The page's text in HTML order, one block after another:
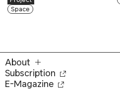
Space
About
Subscription
E-Magazine